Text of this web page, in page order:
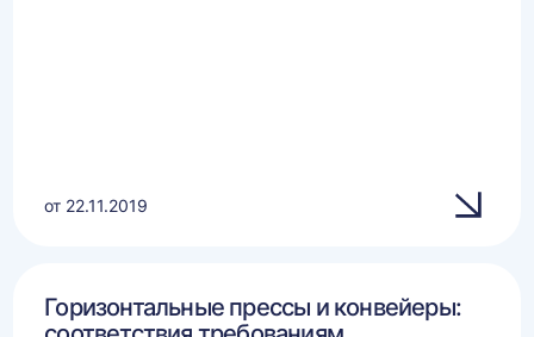
от 22.11.2019
Горизонтальные прессы и конвейеры: